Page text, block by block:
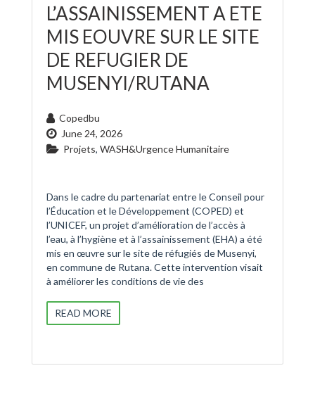
L’ASSAINISSEMENT A ETE
MIS EOUVRE SUR LE SITE
DE REFUGIER DE
MUSENYI/RUTANA
Copedbu
June 24, 2026
Projets, WASH&Urgence Humanitaire
Dans le cadre du partenariat entre le Conseil pour
l’Éducation et le Développement (COPED) et
l’UNICEF, un projet d’amélioration de l’accès à
l’eau, à l’hygiène et à l’assainissement (EHA) a été
mis en œuvre sur le site de réfugiés de Musenyi,
en commune de Rutana. Cette intervention visait
à améliorer les conditions de vie des
READ MORE